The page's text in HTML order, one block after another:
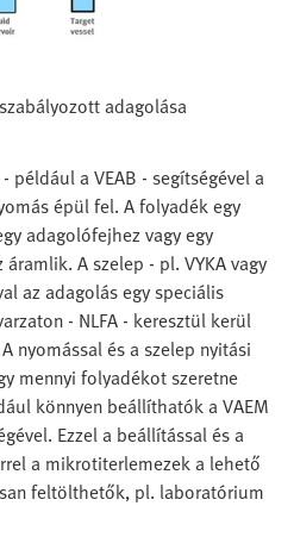
adagolása
például a VEAB - segítségével a
épül fel. A folyadék egy
adagolófejhez vagy egy
A szelep - pl. VYKA vagy
az adagolás egy speciális
- NLFA - keresztül kerül
nyomással és a szelep nyitási
mennyi folyadékot szeretne
könnyen beállíthatók a VAEM
Ezzel a beállítással és a
a mikrotiterlemezek a lehető
feltölthetők, pl. laboratórium